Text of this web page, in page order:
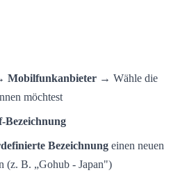
Mobilfunkanbieter → Wähle die
möchtest
Bezeichnung einen neuen
(z. B. „Gohub - Japan")